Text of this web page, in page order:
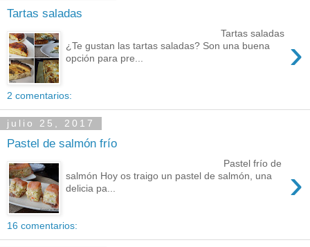
Tartas saladas
›
Tartas saladas
¿Te gustan las tartas saladas? Son una buena
opción para pre...
2 comentarios:
julio 25, 2017
Pastel de salmón frío
›
Pastel frío de
salmón Hoy os traigo un pastel de salmón, una
delicia pa...
16 comentarios: